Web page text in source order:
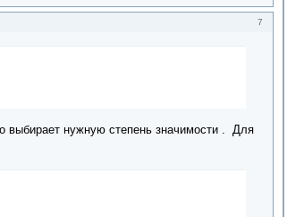
7
выбирает нужную степень значимости . Для